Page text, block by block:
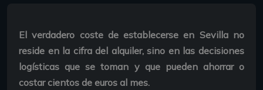
El verdadero coste de establecerse en Sevilla no
reside en la cifra del alquiler, sino en las decisiones
logísticas que se toman y que pueden ahorrar o
costar cientos de euros al mes.